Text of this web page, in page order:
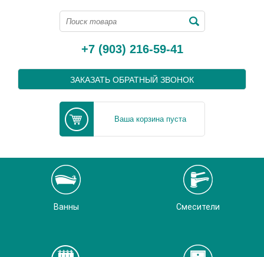
+7 (903) 216-59-41
ЗАКАЗАТЬ ОБРАТНЫЙ ЗВОНОК
Ваша корзина пуста
Ванны Смесители